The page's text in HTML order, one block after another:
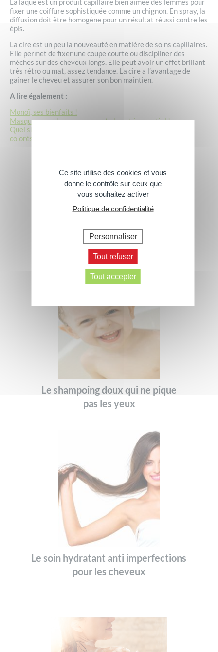
La laque est un produit capillaire bien aimée des femmes pour
fixer une coiffure sophistiquée comme un chignon. En spray, la
diffusion doit être homogène pour un résultat réussi contre les
épis.
La cire est un peu la nouveauté en matière de soins capillaires.
Elle permet de fixer une coupe courte ou discipliner des
mèches sur des cheveux longs. Elle peut avoir un effet brillant
très rétro ou mat, assez tendance. La cire a l’avantage de
gainer le cheveu et assurer son bon maintien.
A lire également :
Monoï, ses bienfaits !
Masque pour cheveux : un geste beauté essentiel !
Quel shampoing cheveux choisir ? Qu’ils soient gras, secs,
colorés…
intéresser
Le shampoing doux qui ne pique
pas les yeux
Le soin hydratant anti imperfections
pour les cheveux
Ce site utilise des cookies et vous
donne le contrôle sur ceux que
vous souhaitez activer
Politique de confidentialité
Personnaliser
Tout refuser
Tout accepter